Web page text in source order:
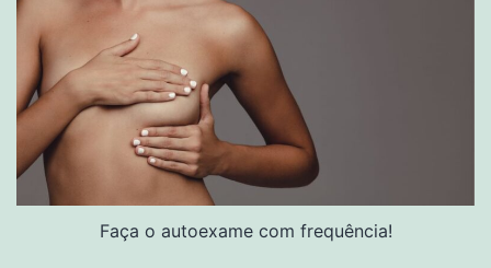
Faça o autoexame com frequência!